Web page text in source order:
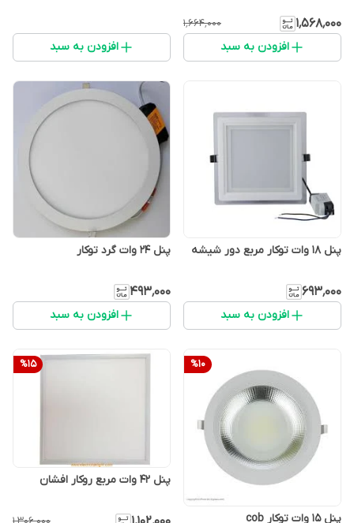
۱٬۵۶۸٬۰۰۰ ۱٬۶۶۴٬۰۰۰
افزودن به سبد افزودن به سبد
پنل 18 وات توکار مربع دور شیشه
۶۹۳٬۰۰۰
افزودن به سبد
پنل 24 وات گرد توکار
۴۹۳٬۰۰۰
افزودن به سبد
%10
پنل 15 وات توکار cob
%15
پنل 42 وات مربع روکار افشان